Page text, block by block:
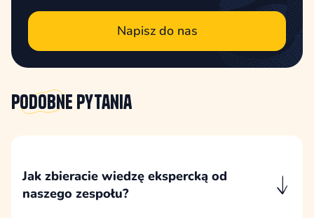
Napisz do nas
Podobne pytania
Jak zbieracie wiedzę ekspercką od
naszego zespołu?